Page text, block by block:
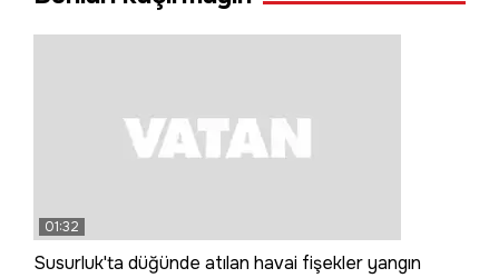
01:32
Susurluk'ta düğünde atılan havai fişekler yangın